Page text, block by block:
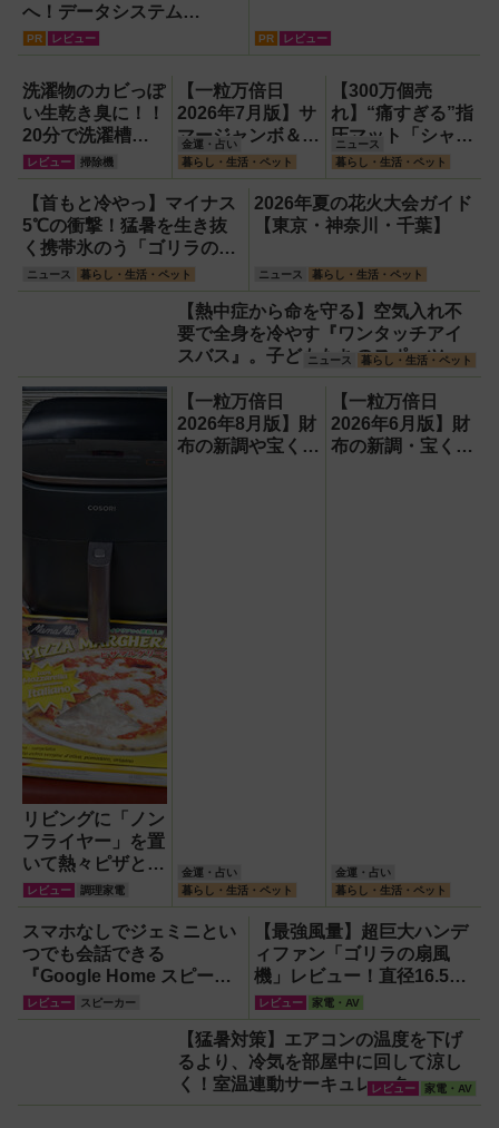
へ！データシステム
『U2KIT』がドライブを変
PR レビュー PR レビュー
洗濯物のカビっぽ
い生乾き臭に！！
20分で洗濯槽大
洗浄できるカビト
ルネードNeo縦型
用をガチ検証して
分かった消臭効果
レビュー 掃除機
【一粒万倍日
2026年7月版】サ
マージャンボ＆財
布の新調に最適な
開運日は？
金運・占い
暮らし・生活・ペット
【300万個売
れ】“痛すぎる”指
圧マット「シャク
ティマット」の新
色を渋谷で体験で
きるイベント開
催！
ニュース
暮らし・生活・ペット
【首もと冷やっ】マイナス
5℃の衝撃！猛暑を生き抜
く携帯氷のう「ゴリラの冷
棒」
ニュース 暮らし・生活・ペット
2026年夏の花火大会ガイド
【東京・神奈川・千葉】
ニュース 暮らし・生活・ペット
【熱中症から命を守る】空気入れ不
要で全身を冷やす『ワンタッチアイ
スバス』。子どもたちのスポーツ現
場に1台置くべき理由
ニュース 暮らし・生活・ペット
リビングに「ノン
フライヤー」を置
いて熱々ピザとフ
ィッシュ＆チップ
ス三昧！
レビュー 調理家電
【一粒万倍日
2026年8月版】財
布の新調や宝くじ
金運・占い
暮らし・生活・ペット
【一粒万倍日
2026年6月版】財
布の新調・宝くじ
金運・占い
暮らし・生活・ペット
スマホなしでジェミニとい
つでも会話できる
『Google Home スピーカ
ー』で未来がわが家にやっ
てきた！【なぜなぜ期対策
レビュー スピーカー
【最強風量】超巨大ハンデ
ィファン「ゴリラの扇風
機」レビュー！直径16.5cm
の巨大ファンで想像以上の
涼しさを体感
レビュー 家電・AV
【猛暑対策】エアコンの温度を下げ
るより、冷気を部屋中に回して涼し
く！室温連動サーキュレーター
『WOOZOO（ウーズー）』が頼もし
レビュー 家電・AV